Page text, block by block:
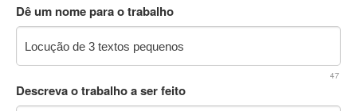
Dê um nome para o trabalho
47
Descreva o trabalho a ser feito